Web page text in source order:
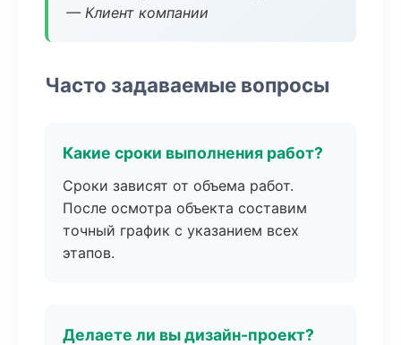
— Клиент компании
Часто задаваемые вопросы
Какие сроки выполнения работ?
Сроки зависят от объема работ.
После осмотра объекта составим
точный график с указанием всех
этапов.
Делаете ли вы дизайн-проект?